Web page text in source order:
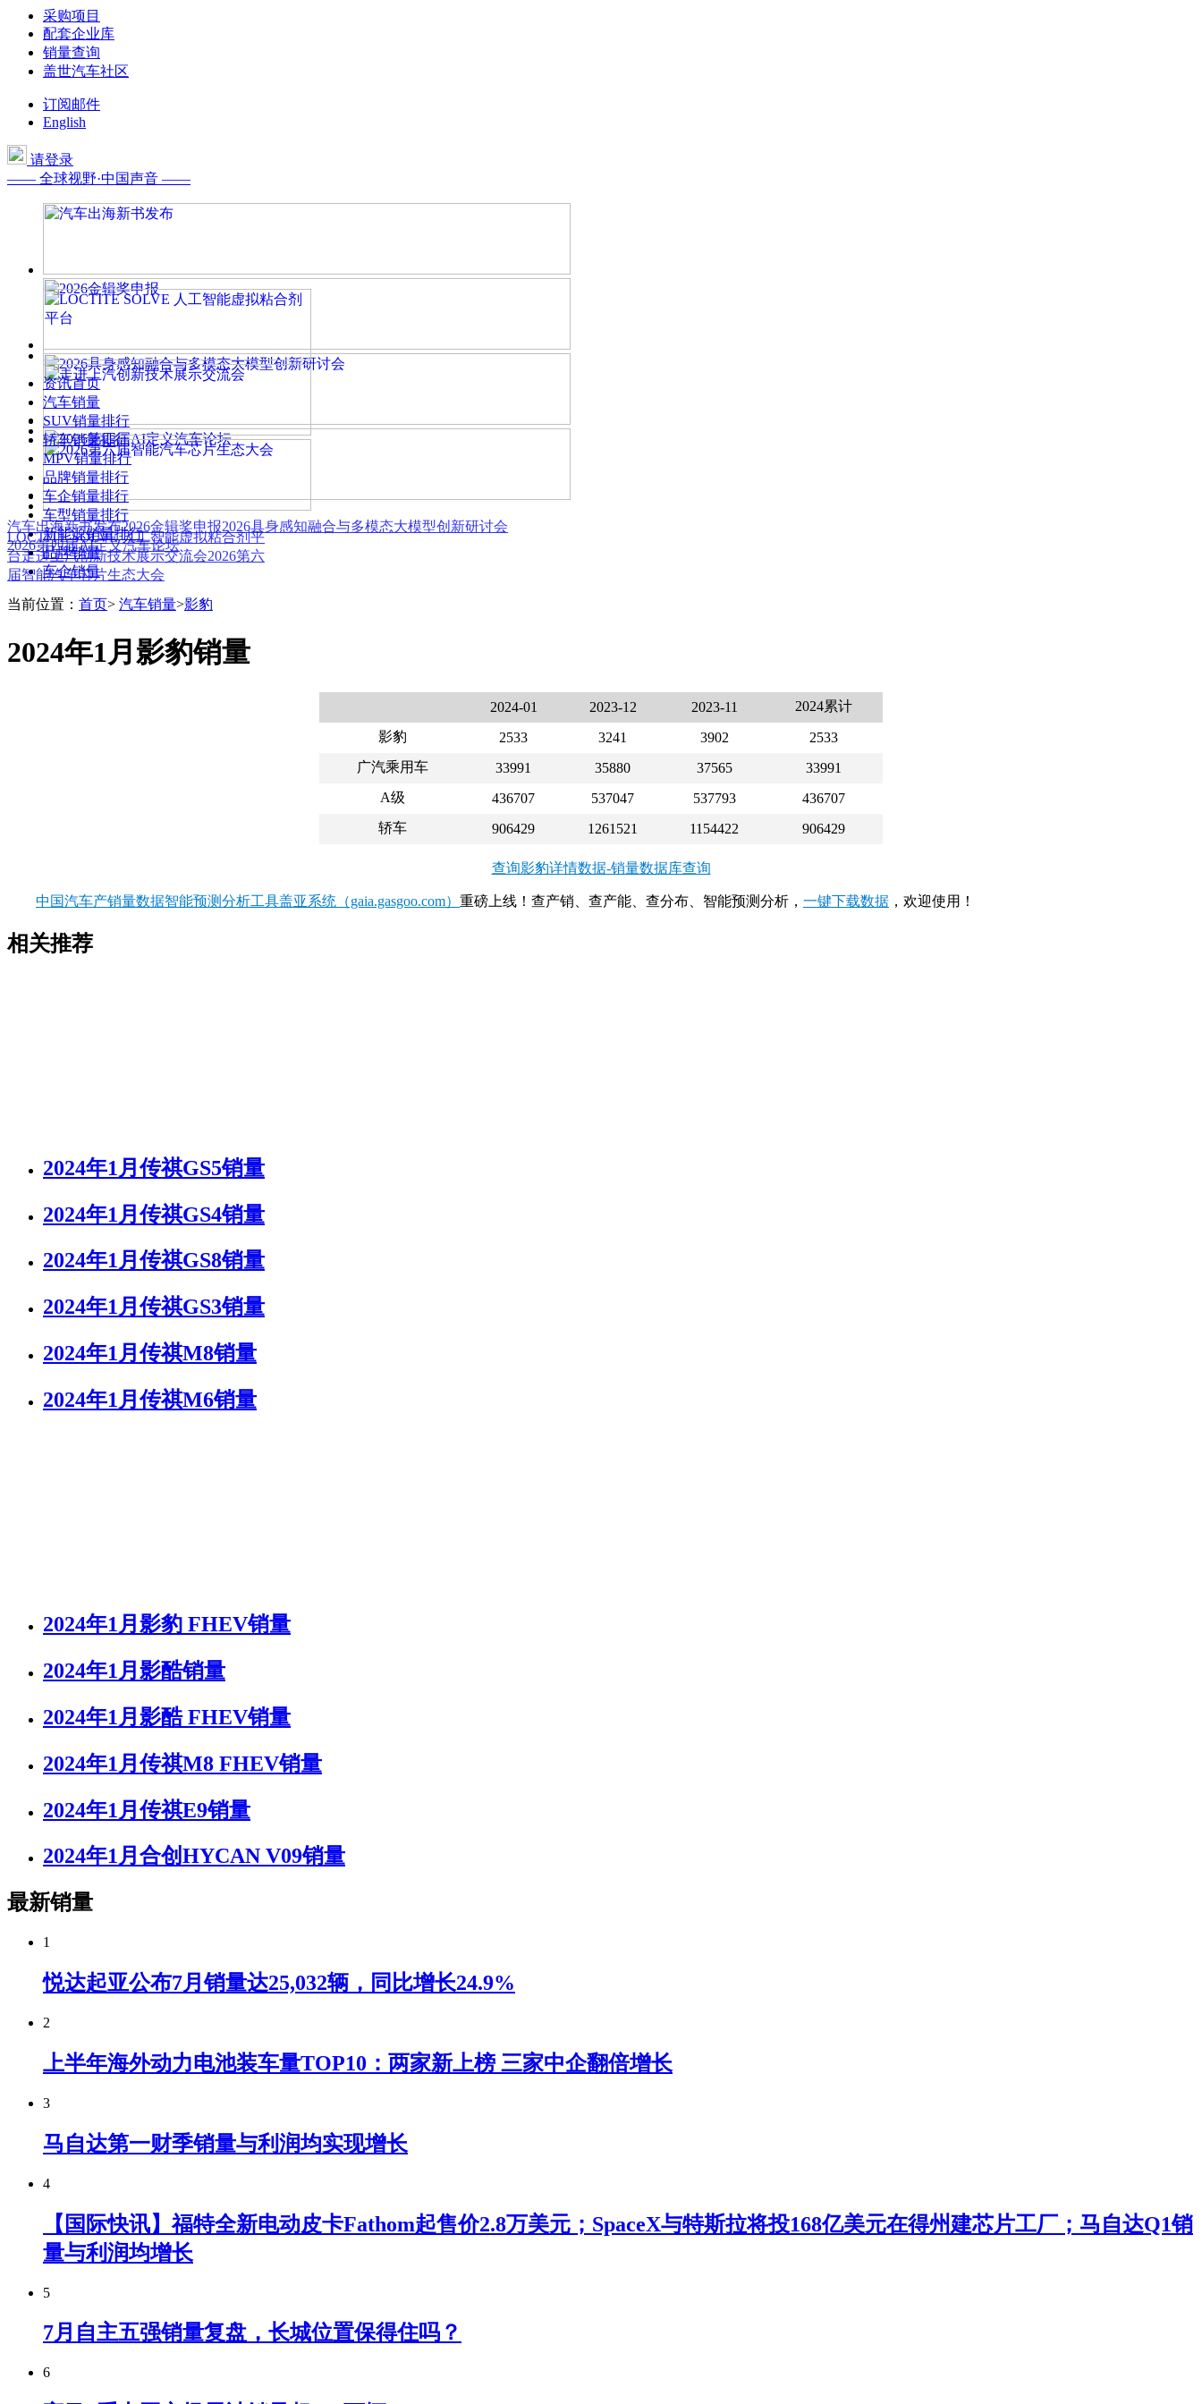
采购项目
配套企业库
销量查询
盖世汽车社区
订阅邮件
English
请登录
—— 全球视野·中国声音 ——
汽车出海新书发布2026金辑奖申报2026具身感知融合与多模态大模型创新研讨会
2026第四届AI定义汽车论坛
LOCTITE SOLVE 人工智能虚拟粘合剂平
台走进上汽创新技术展示交流会2026第六
届智能汽车芯片生态大会
资讯首页
汽车销量
SUV销量排行
轿车销量排行
MPV销量排行
品牌销量排行
车企销量排行
车型销量排行
新能源销量排行
品牌销量
车企销量
当前位置： 首页> 汽车销量>影豹
2024年1月影豹销量
2024-01 2023-12 2023-11
2024累计
影豹
2533 3241 3902
2533
广汽乘用车
33991 35880 37565
33991
A级
436707 537047 537793
436707
轿车
906429 1261521 1154422 906429
查询影豹详情数据-销量数据库查询
中国汽车产销量数据智能预测分析工具盖亚系统（gaia.gasgoo.com） 重磅上线！查产销、查产能、查分布、智能预测分析， 一键下载数据 ，欢迎使用！
相关推荐
2024年1月传祺GS5销量
2024年1月传祺GS4销量
2024年1月传祺GS8销量
2024年1月传祺GS3销量
2024年1月传祺M8销量
2024年1月传祺M6销量
2024年1月影豹 FHEV销量
2024年1月影酷销量
2024年1月影酷 FHEV销量
2024年1月传祺M8 FHEV销量
2024年1月传祺E9销量
2024年1月合创HYCAN V09销量
最新销量
1
悦达起亚公布7月销量达25,032辆，同比增长24.9%
2
上半年海外动力电池装车量TOP10：两家新上榜 三家中企翻倍增长
3
马自达第一财季销量与利润均实现增长
4
【国际快讯】福特全新电动皮卡Fathom起售价2.8万美元；SpaceX与特斯拉将投168亿美元在得州建芯片工厂；马自达Q1销
量与利润均增长
5
7月自主五强销量复盘，长城位置保得住吗？
6